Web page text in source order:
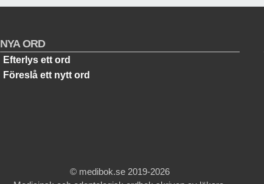
NYA ORD
Efterlys ett ord
Föreslå ett nytt ord
© medibok.se 2019-2026